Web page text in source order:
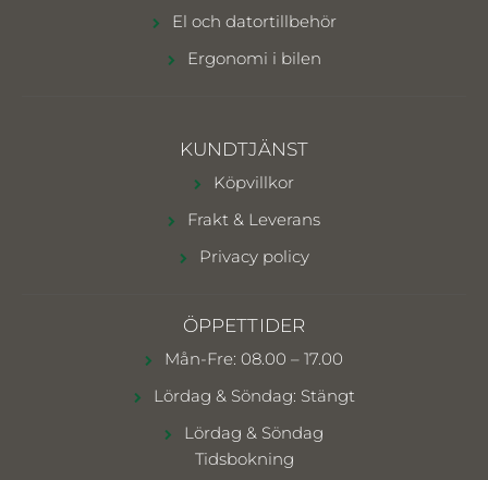
El och datortillbehör
Ergonomi i bilen
KUNDTJÄNST
Köpvillkor
Frakt & Leverans
Privacy policy
ÖPPETTIDER
Mån-Fre: 08.00 – 17.00
Lördag & Söndag: Stängt
Lördag & Söndag
Tidsbokning